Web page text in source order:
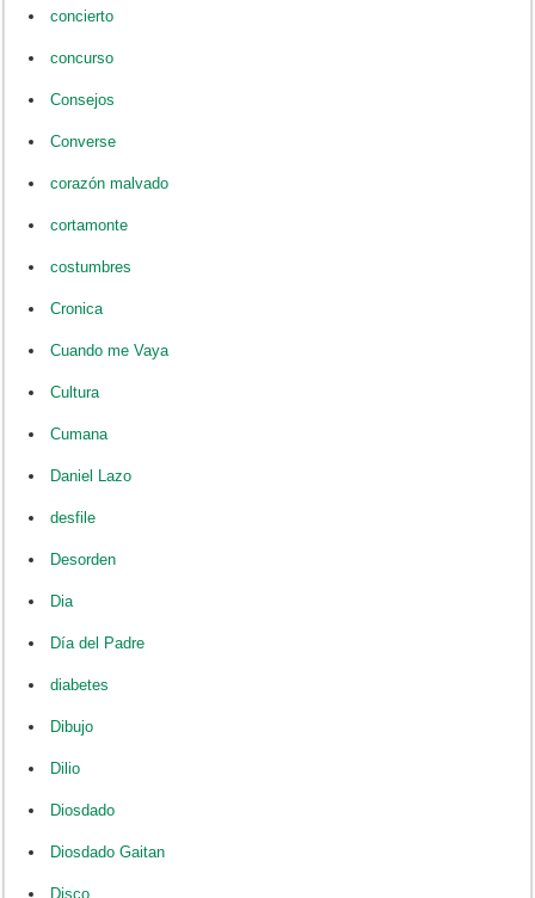
concierto
concurso
Consejos
Converse
corazón malvado
cortamonte
costumbres
Cronica
Cuando me Vaya
Cultura
Cumana
Daniel Lazo
desfile
Desorden
Dia
Día del Padre
diabetes
Dibujo
Dilio
Diosdado
Diosdado Gaitan
Disco